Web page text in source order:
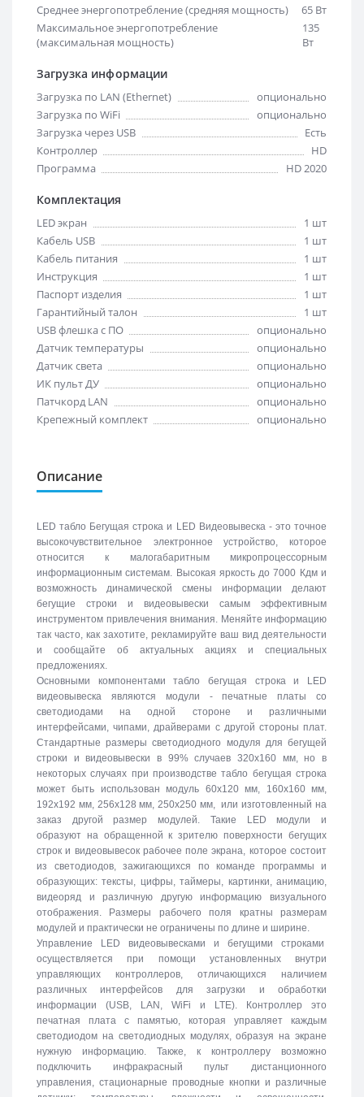
Среднее энергопотребление (средняя мощность)
65 Вт
Максимальное энергопотребление
(максимальная мощность)
135
Вт
Загрузка информации
Загрузка по LAN (Ethernet)
опционально
Загрузка по WiFi
опционально
Загрузка через USB
Есть
Контроллер
HD
Программа
HD 2020
Комплектация
LED экран
1 шт
Кабель USB
1 шт
Кабель питания
1 шт
Инструкция
1 шт
Паспорт изделия
1 шт
Гарантийный талон
1 шт
USB флешка с ПО
опционально
Датчик температуры
опционально
Датчик света
опционально
ИК пульт ДУ
опционально
Патчкорд LAN
опционально
Крепежный комплект
опционально
Описание
LED табло Бегущая строка и LED Видеовывеска - это точное
высокочувствительное электронное устройство, которое
относится к малогабаритным микропроцессорным
информационным системам. Высокая яркость до 7000 Кдм и
возможность динамической смены информации делают
бегущие строки и видеовывески самым эффективным
инструментом привлечения внимания. Меняйте информацию
так часто, как захотите, рекламируйте ваш вид деятельности
и сообщайте об актуальных акциях и специальных
предложениях.
Основными компонентами табло бегущая строка и LED
видеовывеска являются модули - печатные платы со
светодиодами на одной стороне и различными
интерфейсами, чипами, драйверами с другой стороны плат.
Стандартные размеры светодиодного модуля для бегущей
строки и видеовывески в 99% случаев 320х160 мм, но в
некоторых случаях при производстве табло бегущая строка
может быть использован модуль 60х120 мм, 160х160 мм,
192х192 мм, 256х128 мм, 250х250 мм, или изготовленный на
заказ другой размер модулей. Такие LED модули и
образуют на обращенной к зрителю поверхности бегущих
строк и видеовывесок рабочее поле экрана, которое состоит
из светодиодов, зажигающихся по команде программы и
образующих: тексты, цифры, таймеры, картинки, анимацию,
видеоряд и различную другую информацию визуального
отображения. Размеры рабочего поля кратны размерам
модулей и практически не ограничены по длине и ширине.
Управление LED видеовывесками и бегущими строками
осуществляется при помощи установленных внутри
управляющих контроллеров, отличающихся наличием
различных интерфейсов для загрузки и обработки
информации (USB, LAN, WiFi и LTE). Контроллер это
печатная плата с памятью, которая управляет каждым
светодиодом на светодиодных модулях, образуя на экране
нужную информацию. Также, к контроллеру возможно
подключить инфракрасный пульт дистанционного
управления, стационарные проводные кнопки и различные